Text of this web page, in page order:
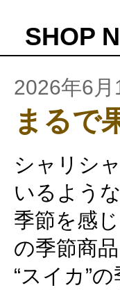
SHOP
2026年6
まるで
シャリシ
いるような
季節を感
の季節商品
“スイカ”